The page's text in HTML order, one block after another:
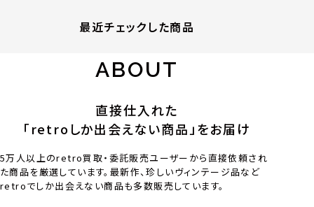
最近チェックした商品
ABOUT
直接仕入れた
「retroしか出会えない商品」をお届け
5万人以上のretro買取・委託販売ユーザーから直接依頼され
た商品を厳選しています。最新作、珍しいヴィンテージ品など
retroでしか出会えない商品も多数販売しています。